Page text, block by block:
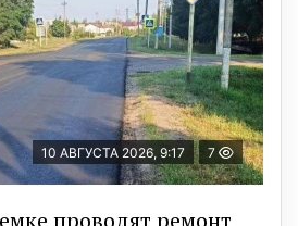
10 АВГУСТА 2026, 9:17 7